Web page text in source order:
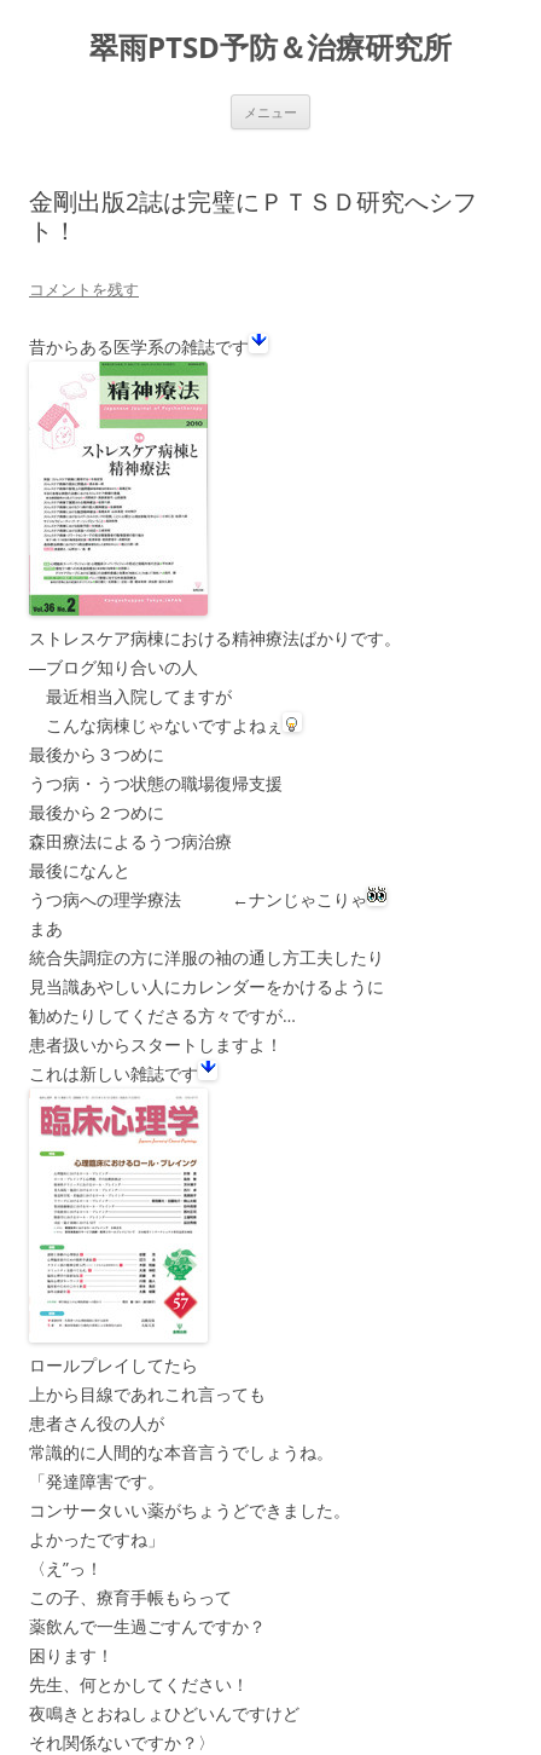
翠雨PTSD予防＆治療研究所
メニュー
金剛出版2誌は完璧にＰＴＳＤ研究へシフ
ト！
コメントを残す
昔からある医学系の雑誌です
ストレスケア病棟における精神療法ばかりです。
―ブログ知り合いの人
最近相当入院してますが
こんな病棟じゃないですよねぇ
最後から３つめに
うつ病・うつ状態の職場復帰支援
最後から２つめに
森田療法によるうつ病治療
最後になんと
うつ病への理学療法 ←ナンじゃこりゃ
まあ
統合失調症の方に洋服の袖の通し方工夫したり
見当識あやしい人にカレンダーをかけるように
勧めたりしてくださる方々ですが…
患者扱いからスタートしますよ！
これは新しい雑誌です
ロールプレイしてたら
上から目線であれこれ言っても
患者さん役の人が
常識的に人間的な本音言うでしょうね。
「発達障害です。
コンサータいい薬がちょうどできました。
よかったですね」
〈え”っ！
この子、療育手帳もらって
薬飲んで一生過ごすんですか？
困ります！
先生、何とかしてください！
夜鳴きとおねしょひどいんですけど
それ関係ないですか？〉